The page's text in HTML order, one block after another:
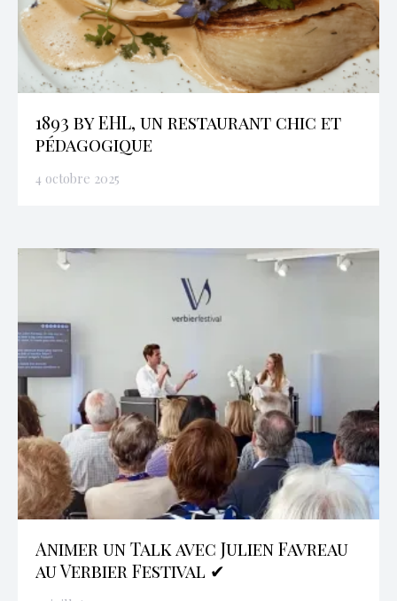
1893 by EHL, un restaurant chic et
pédagogique
4 octobre 2025
Animer un Talk avec Julien Favreau
au Verbier Festival ✔